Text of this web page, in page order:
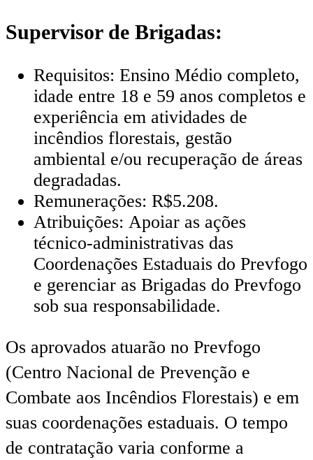
Supervisor de Brigadas:
Requisitos: Ensino Médio completo,
idade entre 18 e 59 anos completos e
experiência em atividades de
incêndios florestais, gestão
ambiental e/ou recuperação de áreas
degradadas.
Remunerações: R$5.208.
Atribuições: Apoiar as ações
técnico-administrativas das
Coordenações Estaduais do Prevfogo
e gerenciar as Brigadas do Prevfogo
sob sua responsabilidade.
Os aprovados atuarão no Prevfogo
(Centro Nacional de Prevenção e
Combate aos Incêndios Florestais) e em
suas coordenações estaduais. O tempo
de contratação varia conforme a